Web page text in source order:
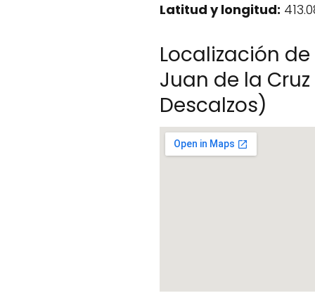
Latitud y longitud:
Localización
Juan de la
Descalzos)